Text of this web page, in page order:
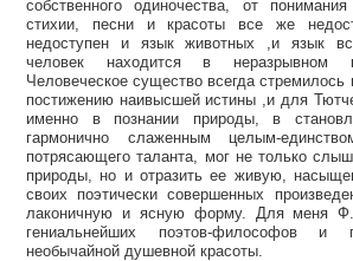
собственного одиночества, от
стихии, песни и красоты все же
недоступен и язык животных ,и язык
человек находится в неразрывном
Человеческое существо всегда стремилось
постижению наивысшей истины ,и для
именно в познании природы, в
гармонично слаженным целым-
потрясающего таланта, мог не только
природы, но и отразить ее живую,
своих поэтически совершенных
лаконичную и ясную форму. Для меня
гениальнейших поэтов-философов
необычайной душевной красоты.